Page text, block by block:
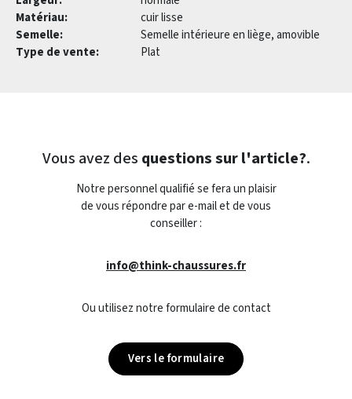
Matériau:
cuir lisse
Semelle:
Semelle intérieure en liège, amovible
Type de vente:
Plat
Vous avez des questions sur l'article?.
Notre personnel qualifié se fera un plaisir
de vous répondre par e-mail et de vous
conseiller :
info@think-chaussures.fr
Ou utilisez notre formulaire de contact
Vers le formulaire